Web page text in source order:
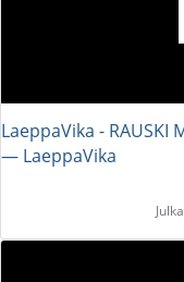
LaeppaVika - RAUSKI
― LaeppaVika